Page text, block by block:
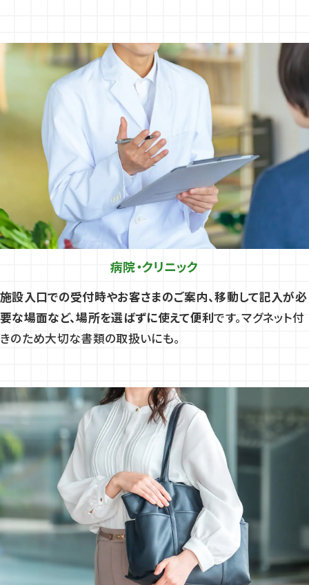
病院・クリニック
施設入口での受付時やお客さまのご案内、移動して記入が必
要な場面など、場所を選ばずに使えて便利です。マグネット付
きのため大切な書類の取扱いにも。